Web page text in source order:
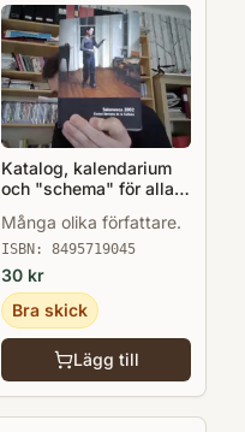
Katalog, kalendarium
och "schema" för alla
Salamanca 2002 när
Salamanca var EU:s
kulturhuvudstad.
Många olika författare.
ISBN: 8495719045
30 kr
Bra skick
Lägg till